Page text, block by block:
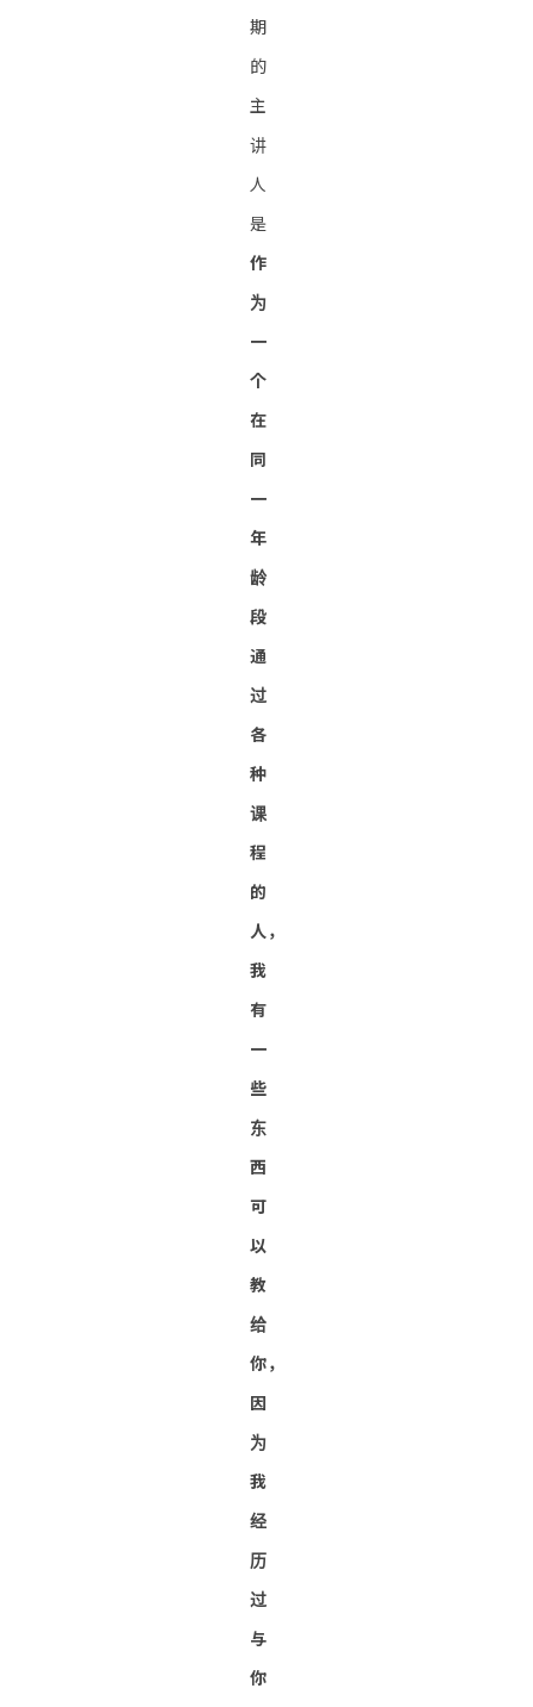
期
的
主
讲
人
是
作
为
一
个
在
同
一
年
龄
段
通
过
各
种
课
程
的
人，
我
有
一
些
东
西
可
以
教
给
你，
因
为
我
经
历
过
与
你